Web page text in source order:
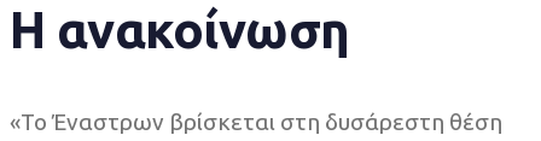
Η ανακοίνωση
«Το Έναστρων βρίσκεται στη δυσάρεστη θέση